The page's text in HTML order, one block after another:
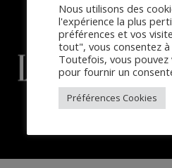
Nous utilisons des
l'expérience la plus
préférences et vos
tout", vous consentez
Toutefois, vous
pour fournir un
Préférences Cookies